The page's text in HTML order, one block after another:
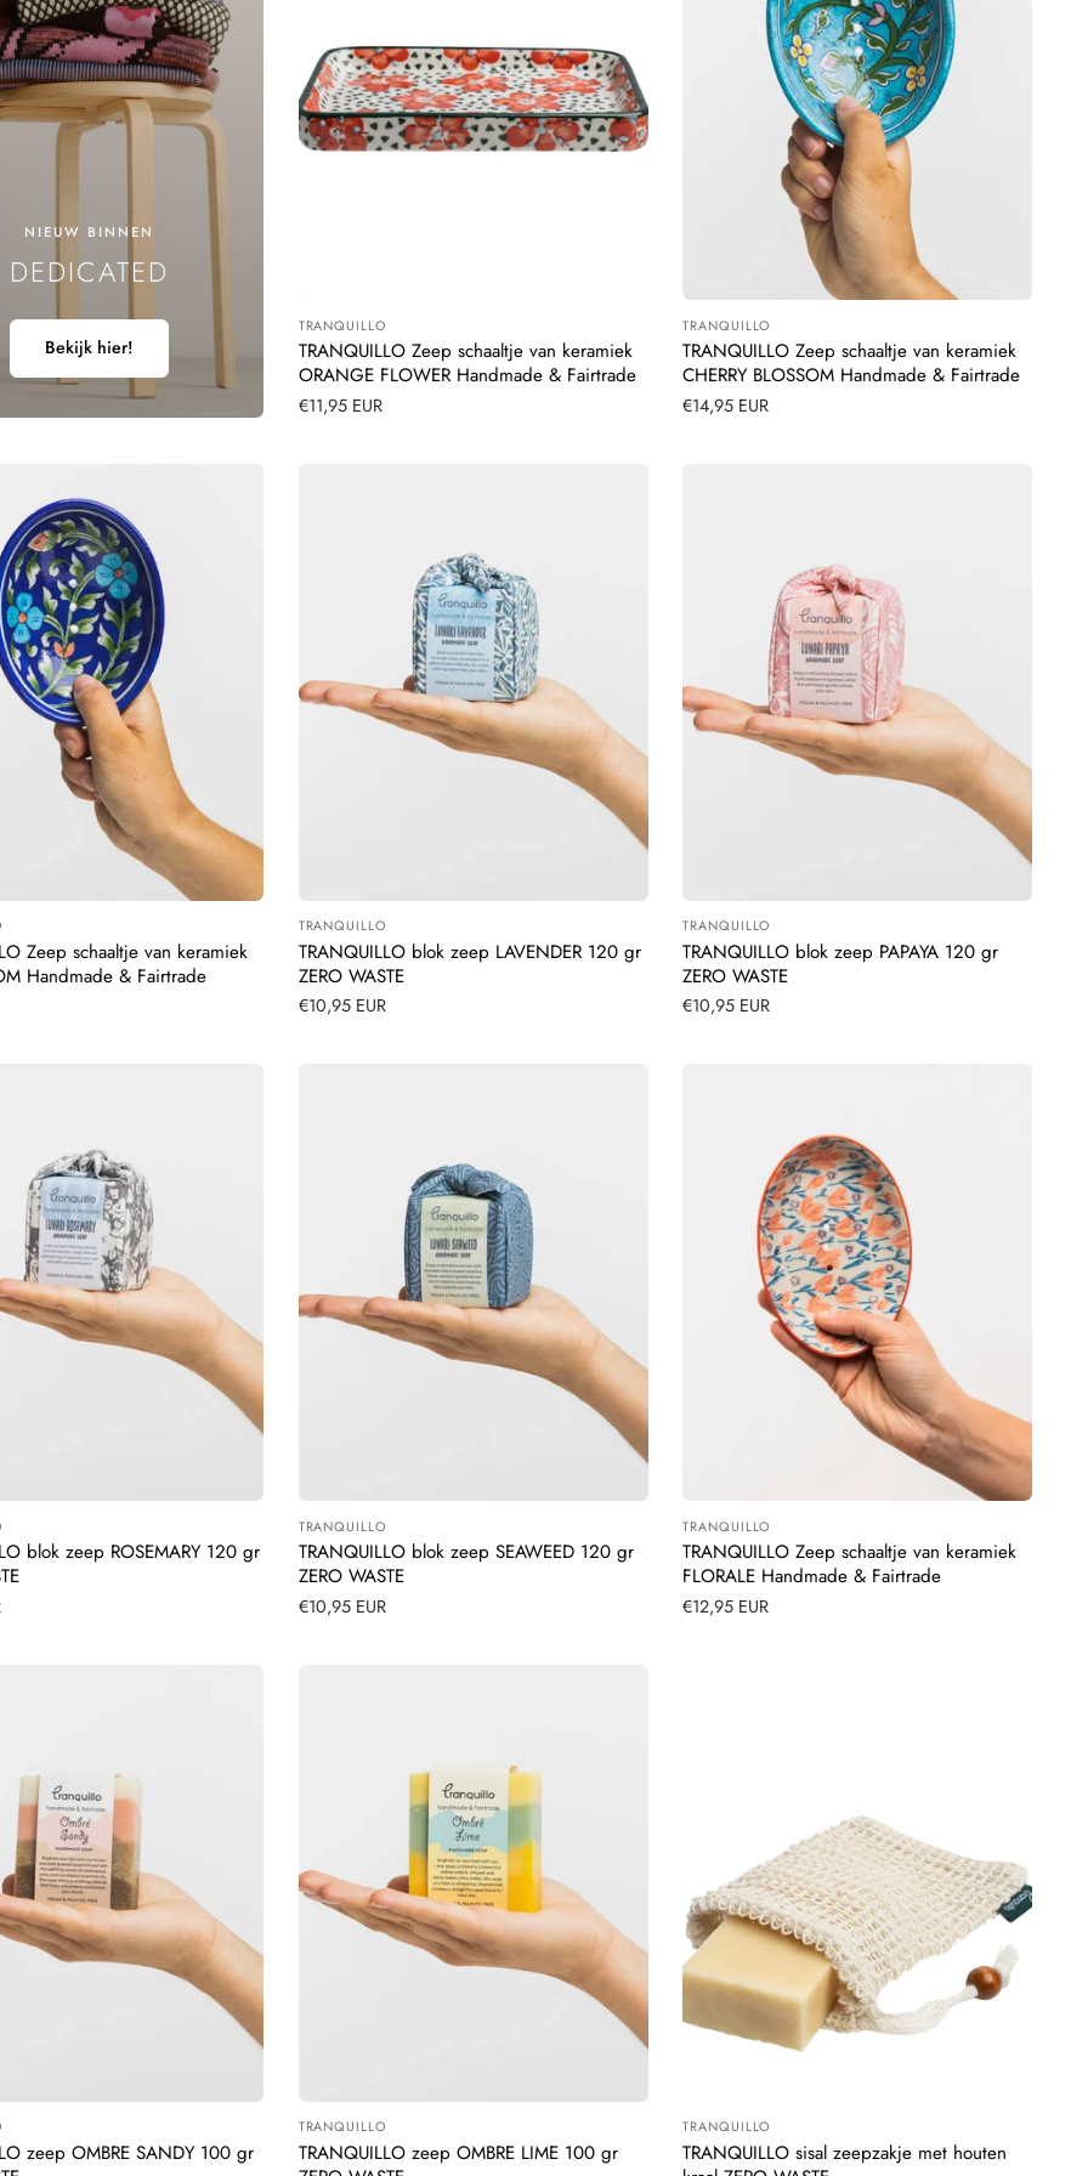
NIEUW BINNEN
DEDICATED
Bekijk hier!
Leverancier:
TRANQUILLO
TRANQUILLO Zeep schaaltje van keramiek
ORANGE FLOWER Handmade & Fairtrade
Normale
€11,95 EUR
Leverancier:
TRANQUILLO
TRANQUILLO Zeep schaaltje van keramiek
CHERRY BLOSSOM Handmade & Fairtrade
Normale
€14,95 EUR
Zeep schaaltje van keramiek
Handmade & Fairtrade
Leverancier:
TRANQUILLO
TRANQUILLO blok zeep LAVENDER 120 gr
ZERO WASTE
Normale
€10,95 EUR
Leverancier:
TRANQUILLO
TRANQUILLO blok zeep PAPAYA 120 gr
ZERO WASTE
Normale
€10,95 EUR
blok zeep ROSEMARY 120 gr
Leverancier:
TRANQUILLO
TRANQUILLO blok zeep SEAWEED 120 gr
ZERO WASTE
Normale
€10,95 EUR
Leverancier:
TRANQUILLO
TRANQUILLO Zeep schaaltje van keramiek
FLORALE Handmade & Fairtrade
Normale
€12,95 EUR
zeep OMBRE SANDY 100 gr
Leverancier:
TRANQUILLO
TRANQUILLO zeep OMBRE LIME 100 gr
Leverancier:
TRANQUILLO
TRANQUILLO sisal zeepzakje met houten